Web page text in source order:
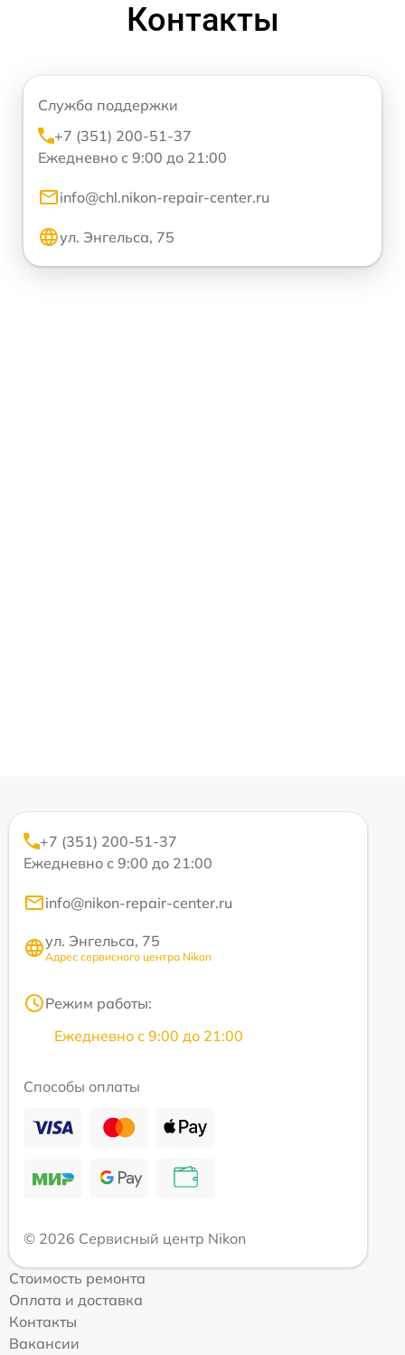
Контакты
Служба поддержки
+7 (351) 200-51-37
Ежедневно с 9:00 до 21:00
info@chl.nikon-repair-center.ru
ул. Энгельса, 75
+7 (351) 200-51-37
Ежедневно с 9:00 до 21:00
info@nikon-repair-center.ru
ул. Энгельса, 75
Адрес сервисного центра Nikon
Режим работы:
Ежедневно с 9:00 до 21:00
Способы оплаты
© 2026 Сервисный центр Nikon
Стоимость ремонта
Оплата и доставка
Контакты
Вакансии